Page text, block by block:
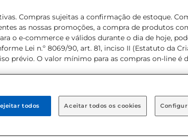
Compras sujeitas a confirmação de estoque.
as nossas promoções, a compra de produtos
o e-commerce e válidos durante o dia de hoje,
Lei n.º 8069/90, art. 81, inciso II (Estatuto da
prévio. O valor mínimo para as compras on-line é
todos Aceitar todos os cookies